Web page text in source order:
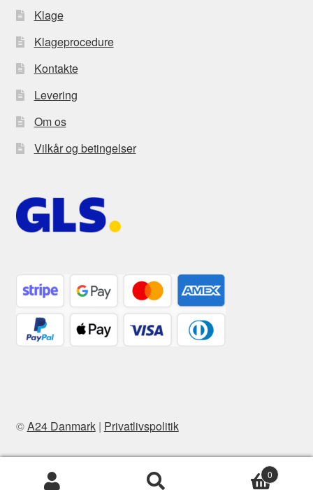
Klage
Klageprocedure
Kontakte
Levering
Om os
Vilkår og betingelser
©A24 Danmark| Privatlivspolitik
0